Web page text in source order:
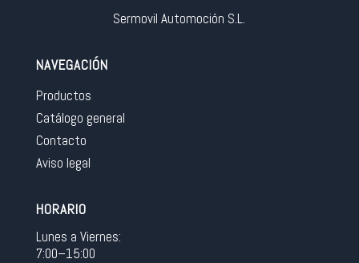
Sermovil Automoción S.L.
NAVEGACIÓN
Productos
Catálogo general
Contacto
Aviso legal
HORARIO
Lunes a Viernes:
7:00–15:00